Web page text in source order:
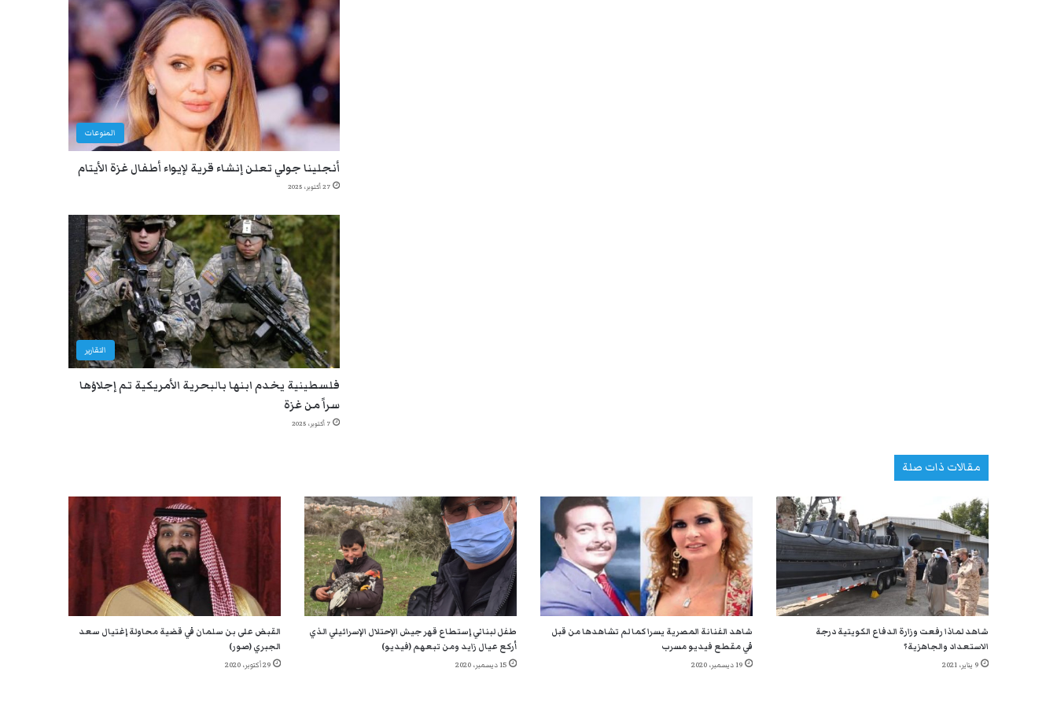
المنوعات
أنجلينا جولي تعلن إنشاء قرية لإيواء أطفال غزة الأيتام
27 أكتوبر، 2025
التقارير
فلسطينية يخدم ابنها بالبحرية الأمريكية تم إجلاؤها
سراً من غزة
7 أكتوبر، 2025
مقالات ذات صلة
شاهد لماذا رفعت وزارة الدفاع الكويتية درجة
الاستعداد والجاهزية؟
9 يناير، 2021
شاهد الفنانة المصرية يسرا كما لم تشاهدها من قبل
في مقطع فيديو مسرب
19 ديسمبر، 2020
طفل لبناني إستطاع قهر جيش الإحتلال الإسرائيلي الذي
أركع عيال زايد ومن تبعهم (فيديو)
15 ديسمبر، 2020
القبض على بن سلمان في قضية محاولة إغتيال سعد
الجبري (صور)
29 أكتوبر، 2020